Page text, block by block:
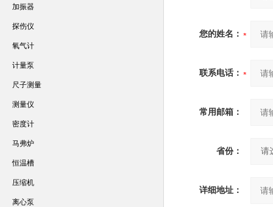
您的姓名：
联系电话：
常用邮箱：
省份：
详细地址：
加振器
探伤仪
氧气计
计量泵
尺子测量
测量仪
密度计
马弗炉
恒温槽
压缩机
离心泵